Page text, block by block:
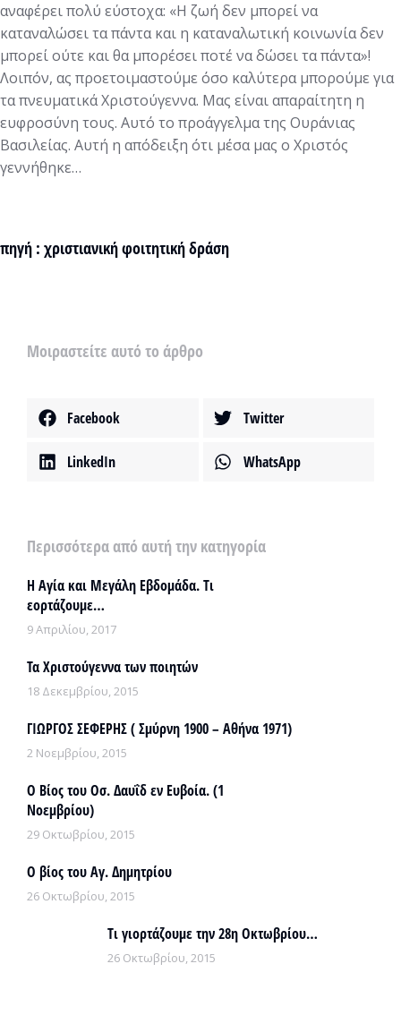
αναφέρει πολύ εύστοχα: «Η ζωή δεν μπορεί να
καταναλώσει τα πάντα και η καταναλωτική κοινωνία δεν
μπορεί ούτε και θα μπορέσει ποτέ να δώσει τα πάντα»!
Λοιπόν, ας προετοιμαστούμε όσο καλύτερα μπορούμε για
τα πνευματικά Χριστούγεννα. Μας είναι απαραίτητη η
ευφροσύνη τους. Αυτό το προάγγελμα της Ουράνιας
Βασιλείας. Αυτή η απόδειξη ότι μέσα μας ο Χριστός
γεννήθηκε…
πηγή : χριστιανική φοιτητική δράση
Μοιραστείτε αυτό το άρθρο
Facebook Twitter
LinkedIn WhatsApp
Περισσότερα από αυτή την κατηγορία
Η Αγία και Μεγάλη Εβδομάδα. Τι
εορτάζουμε…
9 Απριλίου, 2017
Τα Χριστούγεννα των ποιητών
18 Δεκεμβρίου, 2015
ΓΙΩΡΓΟΣ ΣΕΦΕΡΗΣ ( Σμύρνη 1900 – Αθήνα 1971)
2 Νοεμβρίου, 2015
Ο Βίος του Οσ. Δαυΐδ εν Ευβοία. (1
Νοεμβρίου)
29 Οκτωβρίου, 2015
Ο βίος του Αγ. Δημητρίου
26 Οκτωβρίου, 2015
Τι γιορτάζουμε την 28η Οκτωβρίου…
26 Οκτωβρίου, 2015